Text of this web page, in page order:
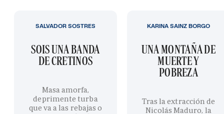
SOIS UNA BANDA
DE CRETINOS
Masa amorfa,
deprimente turba
que va a las rebajas o
SALVADOR SOSTRES
UNA MONTAÑA DE
MUERTE Y
POBREZA
Tras la extracción de
Nicolás Maduro, la
KARINA SAINZ BORGO